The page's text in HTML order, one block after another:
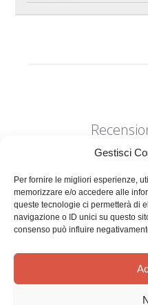
Gestisci
Per fornire le migliori esperienze,
memorizzare e/o accedere alle
queste tecnologie ci permetterà di
navigazione o ID unici su questo
consenso può influireSiamo in